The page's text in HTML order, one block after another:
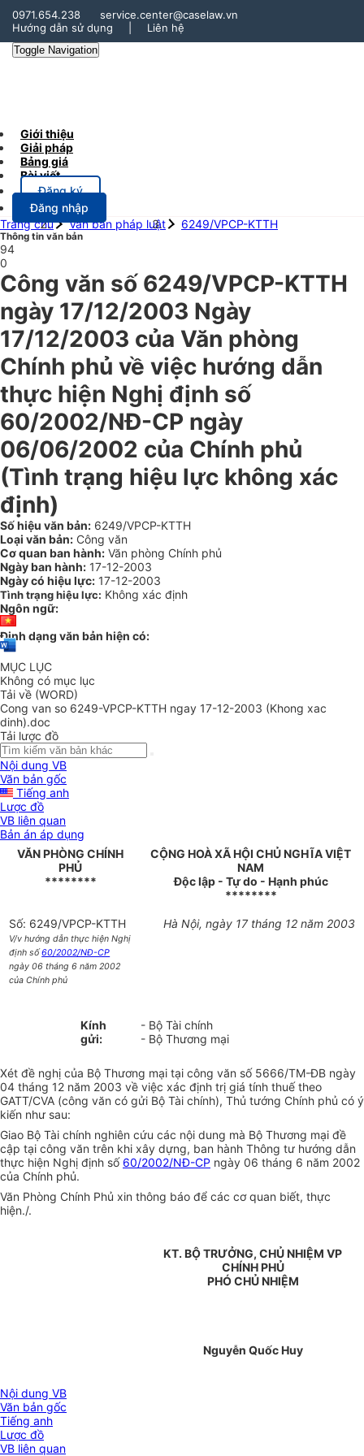
0971.654.238
service.center@caselaw.vn
Hướng dẫn sử dụng
Liên hệ
Toggle Navigation
Giới thiệu
Giải pháp
Bảng giá
Bài viết
Đăng ký
Đăng nhập
Trang chủ
Văn bản pháp luật 6249/VPCP-KTTH
Thông tin văn bản
94
0
Công văn số 6249/VPCP-KTTH
ngày 17/12/2003 Ngày
17/12/2003 của Văn phòng
Chính phủ về việc hướng dẫn
thực hiện Nghị định số
60/2002/NĐ-CP ngày
06/06/2002 của Chính phủ
(Tình trạng hiệu lực không xác
định)
Số hiệu văn bản: 6249/VPCP-KTTH
Loại văn bản: Công văn
Cơ quan ban hành: Văn phòng Chính phủ
Ngày ban hành: 17-12-2003
Ngày có hiệu lực: 17-12-2003
Tình trạng hiệu lực: Không xác định
Ngôn ngữ:
Định dạng văn bản hiện có:
MỤC LỤC
Không có mục lục
Tải về (WORD)
Cong van so 6249-VPCP-KTTH ngay 17-12-2003 (Khong xac
dinh).doc
Tải lược đồ
Nội dung VB
Văn bản gốc
Tiếng anh
Lược đồ
VB liên quan
Bản án áp dụng
VĂN PHÒNG CHÍNH
PHỦ
********
CỘNG HOÀ XÃ HỘI CHỦ NGHĨA VIỆT
NAM
Độc lập - Tự do - Hạnh phúc
********
Số: 6249/VPCP-KTTH
V/v hướng dẫn thực hiện Nghị
định số60/2002/NĐ-CP
ngày 06 tháng 6 năm 2002
của Chính phủ
Hà Nội, ngày 17 tháng 12 năm 2003
Kính
gửi:
- Bộ Tài chính
- Bộ Thương mại
Xét đề nghị của Bộ Thương mại tại công văn số 5666/TM-ĐB ngày
04 tháng 12 năm 2003 về việc xác định trị giá tính thuế theo
GATT/CVA (công văn có gửi Bộ Tài chính), Thủ tướng Chính phủ có ý
kiến như sau:
Giao Bộ Tài chính nghiên cứu các nội dung mà Bộ Thương mại đề
cập tại công văn trên khi xây dựng, ban hành Thông tư hướng dẫn
thực hiện Nghị định số 60/2002/NĐ-CP ngày 06 tháng 6 năm 2002
của Chính phủ.
Văn Phòng Chính Phủ xin thông báo để các cơ quan biết, thực
hiện./.
KT. BỘ TRƯỞNG, CHỦ NHIỆM VP
CHÍNH PHỦ
PHÓ CHỦ NHIỆM
Nguyễn Quốc Huy
Nội dung VB
Văn bản gốc
Tiếng anh
Lược đồ
VB liên quan